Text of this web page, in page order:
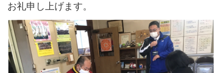
お礼申し上げます。